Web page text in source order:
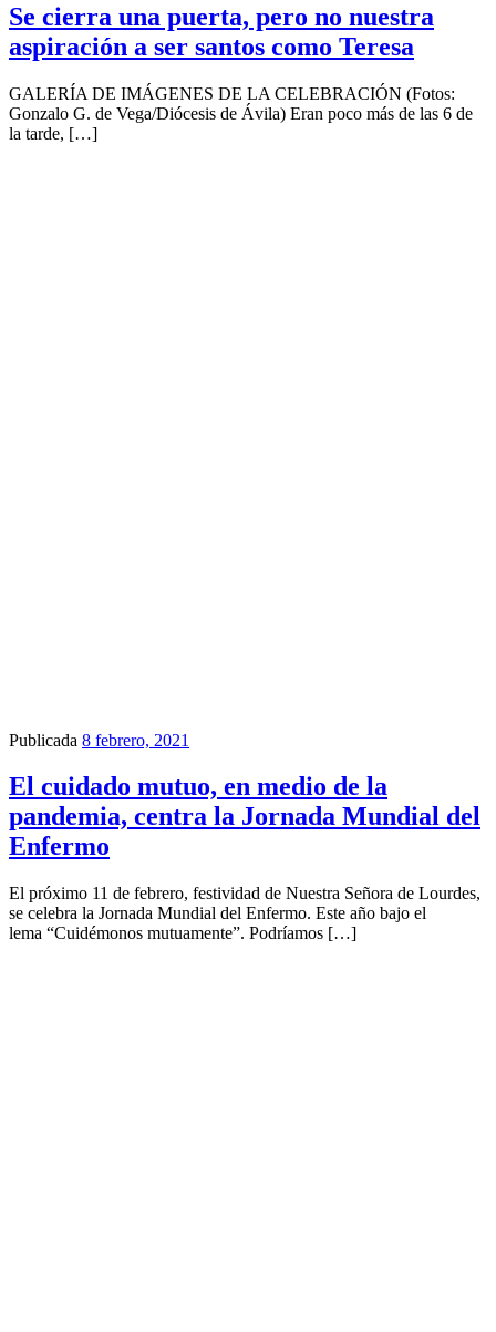
Se cierra una puerta, pero no nuestra
aspiración a ser santos como Teresa
GALERÍA DE IMÁGENES DE LA CELEBRACIÓN (Fotos:
Gonzalo G. de Vega/Diócesis de Ávila) Eran poco más de las 6 de
la tarde, […]
Publicada 8 febrero, 2021
El cuidado mutuo, en medio de la
pandemia, centra la Jornada Mundial del
Enfermo
El próximo 11 de febrero, festividad de Nuestra Señora de Lourdes,
se celebra la Jornada Mundial del Enfermo. Este año bajo el
lema “Cuidémonos mutuamente”. Podríamos […]